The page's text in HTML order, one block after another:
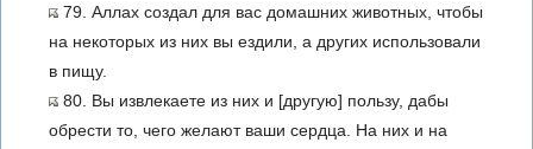
79. Аллах создал для вас домашних животных, чтобы
на некоторых из них вы ездили, а других использовали
в пищу.
80. Вы извлекаете из них и [другую] пользу, дабы
обрести то, чего желают ваши сердца. На них и на